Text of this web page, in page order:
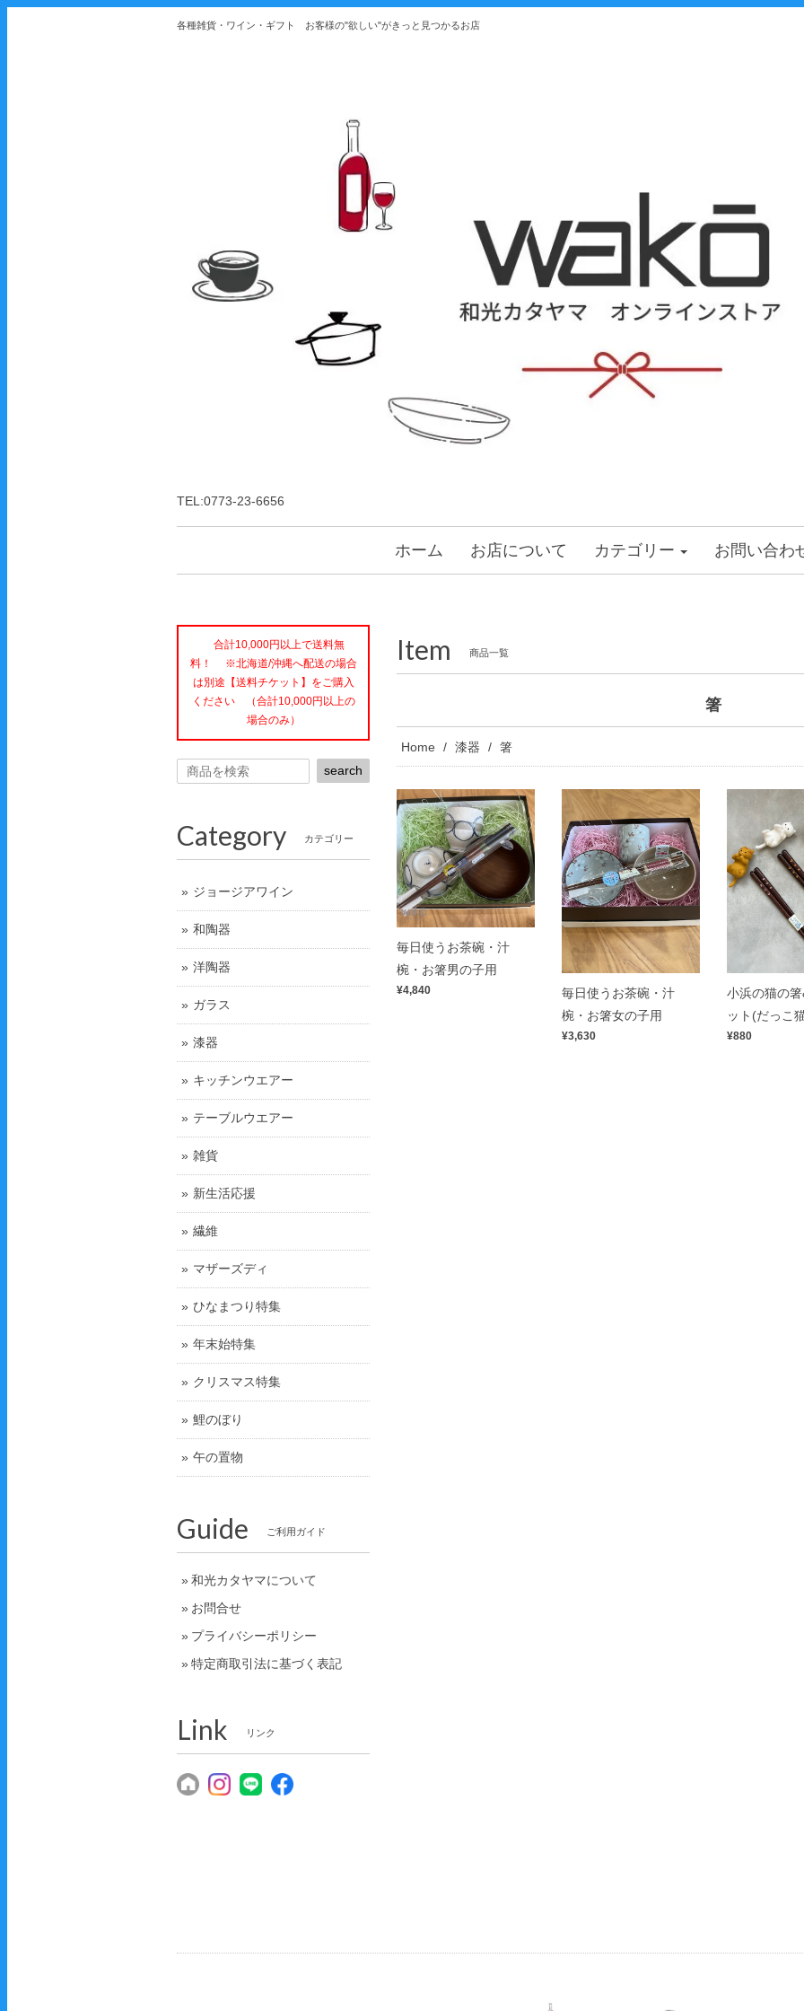
各種雑貨・ワイン・ギフト お客様の"欲しい"がきっと見つかるお店
TEL:0773-23-6656
ホーム お店について カテゴリー お問い合わ
Item 商品一覧
箸
Home 漆器 箸
毎日使うお茶碗・汁
椀・お箸男の子用
¥4,840
毎日使うお茶碗・汁
椀・お箸女の子用
¥3,630
小浜の猫の
ット(だっこ
¥880
合計10,000円以上で送料無
料！ ※北海道/沖縄へ配送の場合
は別途【送料チケット】をご購入
ください （合計10,000円以上の
場合のみ）
search
Category カテゴリー
ジョージアワイン
和陶器
洋陶器
ガラス
漆器
キッチンウエアー
テーブルウエアー
雑貨
新生活応援
繊維
マザーズディ
ひなまつり特集
年末始特集
クリスマス特集
鯉のぼり
午の置物
Guide ご利用ガイド
和光カタヤマについて
お問合せ
プライバシーポリシー
特定商取引法に基づく表記
Link リンク